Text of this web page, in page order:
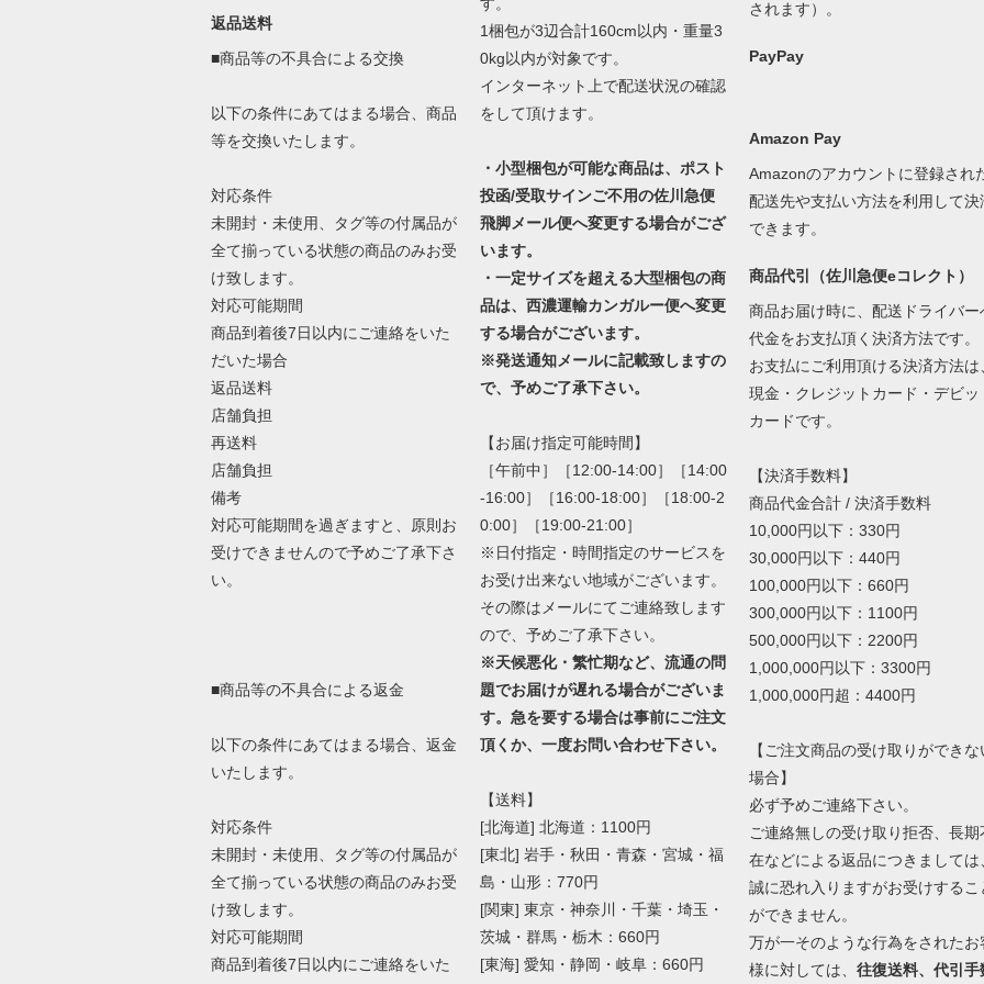
返品送料
■商品等の不具合による交換
以下の条件にあてはまる場合、商品
等を交換いたします。
対応条件
未開封・未使用、タグ等の付属品が
全て揃っている状態の商品のみお受
け致します。
対応可能期間
商品到着後7日以内にご連絡をいた
だいた場合
返品送料
店舗負担
再送料
店舗負担
備考
対応可能期間を過ぎますと、原則お
受けできませんので予めご了承下さ
い。
■商品等の不具合による返金
以下の条件にあてはまる場合、返金
いたします。
対応条件
未開封・未使用、タグ等の付属品が
全て揃っている状態の商品のみお受
け致します。
対応可能期間
商品到着後7日以内にご連絡をいた
1梱包が3辺合計160cm以内・重量3
0kg以内が対象です。
インターネット上で配送状況の確認
をして頂けます。
・小型梱包が可能な商品は、ポスト
投函/受取サインご不用の佐川急便
飛脚メール便へ変更する場合がござ
います。
・一定サイズを超える大型梱包の商
品は、西濃運輸カンガルー便へ変更
する場合がございます。
※発送通知メールに記載致しますの
で、予めご了承下さい。
【お届け指定可能時間】
［午前中］［12:00-14:00］［14:00
-16:00］［16:00-18:00］［18:00-2
0:00］［19:00-21:00］
※日付指定・時間指定のサービスを
お受け出来ない地域がございます。
その際はメールにてご連絡致します
ので、予めご了承下さい。
※天候悪化・繁忙期など、流通の問
題でお届けが遅れる場合がございま
す。急を要する場合は事前にご注文
頂くか、一度お問い合わせ下さい。
【送料】
[北海道] 北海道：1100円
[東北] 岩手・秋田・青森・宮城・福
島・山形：770円
[関東] 東京・神奈川・千葉・埼玉・
茨城・群馬・栃木：660円
[東海] 愛知・静岡・岐阜：660円
されます）。
PayPay
Amazon Pay
Amazonのアカウントに登録され
配送先や支払い方法を利用して決
できます。
商品代引（佐川急便eコレクト）
商品お届け時に、配送ドライバー
代金をお支払頂く決済方法です。
お支払にご利用頂ける決済方法は
現金・クレジットカード・デビッ
カードです。
【決済手数料】
商品代金合計 / 決済手数料
10,000円以下：330円
30,000円以下：440円
100,000円以下：660円
300,000円以下：1100円
500,000円以下：2200円
1,000,000円以下：3300円
1,000,000円超：4400円
【ご注文商品の受け取りができな
場合】
必ず予めご連絡下さい。
ご連絡無しの受け取り拒否、長期
在などによる返品につきましては
誠に恐れ入りますがお受けするこ
ができません。
万が一そのような行為をされたお
様に対しては、 往復送料、代引手